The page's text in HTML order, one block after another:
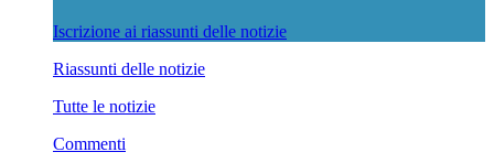
Iscrizione ai riassunti delle notizie
Riassunti delle notizie
Tutte le notizie
Commenti